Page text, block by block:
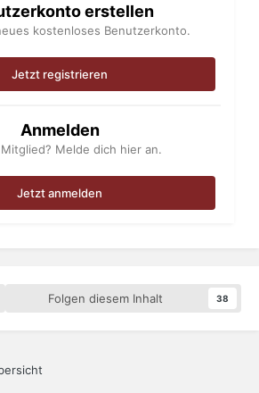
erstellen
kostenloses Benutzerkonto.
Jetzt registrieren
Anmelden
Melde dich hier an.
Jetzt anmelden
Folgen diesem Inhalt 38